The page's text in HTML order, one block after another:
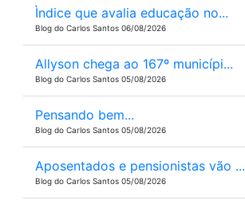
Ìndice que avalia educação no...
Blog do Carlos Santos 06/08/2026
Allyson chega ao 167º municípi...
Blog do Carlos Santos 05/08/2026
Pensando bem...
Blog do Carlos Santos 05/08/2026
Aposentados e pensionistas vão ...
Blog do Carlos Santos 05/08/2026